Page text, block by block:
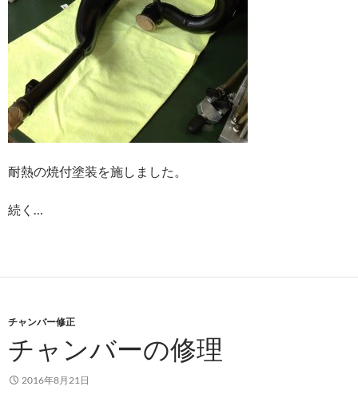
耐熱の焼付塗装を施しました。
続く…
チャンバー修正
チャンバーの修理
2016年8月21日